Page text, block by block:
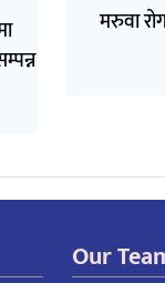
मरुवा
Our